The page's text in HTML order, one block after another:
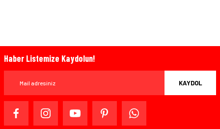
Haber Listemize Kaydolun!
KAYDOL